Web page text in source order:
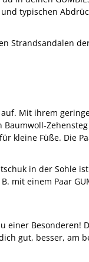
typischen
Mit ihrem
kleine Füße. Die
in der Sohle
einem Paar
Besonderen!
gut, besser, am